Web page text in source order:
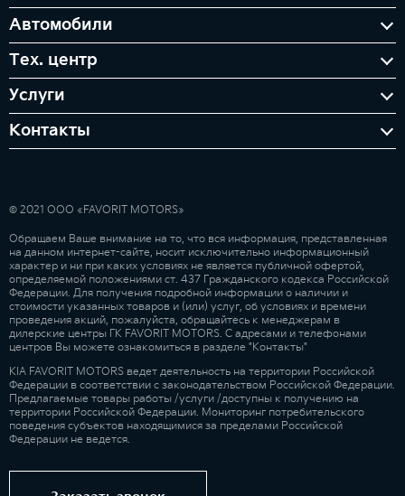
Автомобили
Тех. центр
Услуги
Контакты
© 2021 ООО «FAVORIT MOTORS»
Обращаем Ваше внимание на то, что вся информация, представленная
на данном интернет-сайте, носит исключительно информационный
характер и ни при каких условиях не является публичной офертой,
определяемой положениями ст. 437 Гражданского кодекса Российской
Федерации. Для получения подробной информации о наличии и
стоимости указанных товаров и (или) услуг, об условиях и времени
проведения акций, пожалуйста, обращайтесь к менеджерам в
дилерские центры ГК FAVORIT MOTORS. С адресами и телефонами
центров Вы можете ознакомиться в разделе "Контакты"
KIA FAVORIT MOTORS ведет деятельность на территории Российской
Федерации в соответствии с законодательством Российской Федерации.
Предлагаемые товары работы /услуги /доступны к получению на
территории Российской Федерации. Мониторинг потребительского
поведения субъектов находящимися за пределами Российской
Федерации не ведется.